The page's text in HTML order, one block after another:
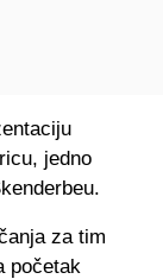
jedno
za tim
početak